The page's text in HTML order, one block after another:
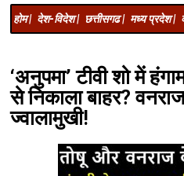
होम | देश-विदेश | छत्तीसगढ | मध्य प्रदेश |
‘अनुपमा’ टीवी शो में
से निकाला बाहर?
ज्वालामुखी!